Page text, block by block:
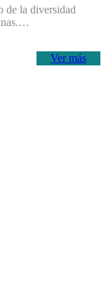
de la diversidad
Ver más